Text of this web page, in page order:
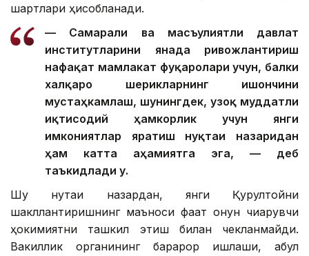
шартлари ҳисобланади.
— Самарали ва масъулиятли давлат
институтларини янада ривожлантириш
нафақат мамлакат фуқаролари учун, балки
халқаро шерикларнинг ишончини
мустаҳкамлаш, шунингдек, узоқ муддатли
иқтисодий ҳамкорлик учун янги
имкониятлар яратиш нуқтаи назаридан
ҳам катта аҳамиятга эга, — деб
таъкидлади у.
Шу нуқтаи назардан, янги Қурултойни
шакллантиришнинг маъноси фақат қонун чиқарувчи
ҳокимиятни ташкил этиш билан чекланмайди.
Вакиллик органининг барқарор ишлаши, қабул